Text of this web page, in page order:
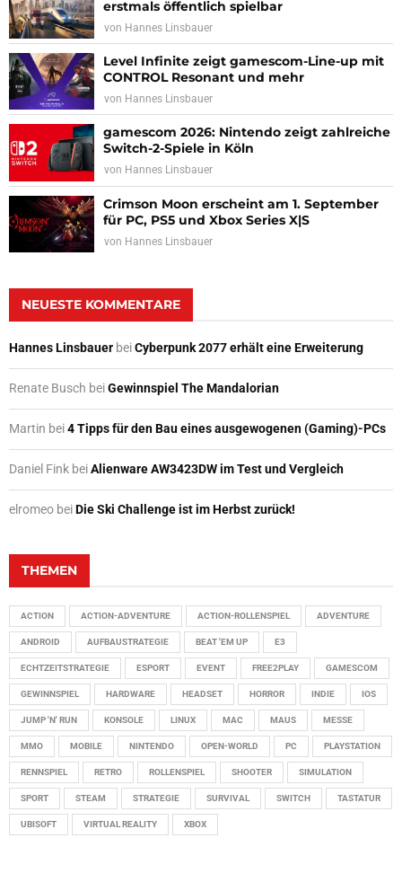
erstmals öffentlich spielbar
von Hannes Linsbauer
Level Infinite zeigt gamescom-Line-up mit
CONTROL Resonant und mehr
von Hannes Linsbauer
gamescom 2026: Nintendo zeigt zahlreiche
Switch-2-Spiele in Köln
von Hannes Linsbauer
Crimson Moon erscheint am 1. September
für PC, PS5 und Xbox Series X|S
von Hannes Linsbauer
NEUESTE KOMMENTARE
Hannes Linsbauer beiCyberpunk 2077 erhält eine Erweiterung
Renate Busch beiGewinnspiel The Mandalorian
Martin bei4 Tipps für den Bau eines ausgewogenen (Gaming)-PCs
Daniel Fink beiAlienware AW3423DW im Test und Vergleich
elromeo beiDie Ski Challenge ist im Herbst zurück!
THEMEN
ACTION ACTION-ADVENTURE ACTION-ROLLENSPIEL ADVENTURE
ANDROID AUFBAUSTRATEGIE BEAT 'EM UP E3
ECHTZEITSTRATEGIE ESPORT EVENT FREE2PLAY GAMESCOM
GEWINNSPIEL HARDWARE HEADSET HORROR INDIE IOS
JUMP 'N' RUN KONSOLE LINUX MAC MAUS MESSE
MMO MOBILE NINTENDO OPEN-WORLD PC PLAYSTATION
RENNSPIEL RETRO ROLLENSPIEL SHOOTER SIMULATION
SPORT STEAM STRATEGIE SURVIVAL SWITCH TASTATUR
UBISOFT VIRTUAL REALITY XBOX